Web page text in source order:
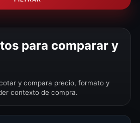
para comparar y
y compara precio, formato y
contexto de compra.